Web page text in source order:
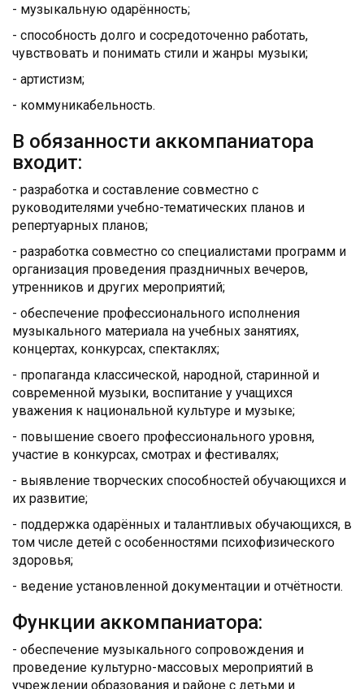
- музыкальную одарённость;
- способность долго и сосредоточенно работать,
чувствовать и понимать стили и жанры музыки;
- артистизм;
- коммуникабельность.
В обязанности аккомпаниатора
входит:
- разработка и составление совместно с
руководителями учебно-тематических планов и
репертуарных планов;
- разработка совместно со специалистами программ и
организация проведения праздничных вечеров,
утренников и других мероприятий;
- обеспечение профессионального исполнения
музыкального материала на учебных занятиях,
концертах, конкурсах, спектаклях;
- пропаганда классической, народной, старинной и
современной музыки, воспитание у учащихся
уважения к национальной культуре и музыке;
- повышение своего профессионального уровня,
участие в конкурсах, смотрах и фестивалях;
- выявление творческих способностей обучающихся и
их развитие;
- поддержка одарённых и талантливых обучающихся, в
том числе детей с особенностями психофизического
здоровья;
- ведение установленной документации и отчётности.
Функции аккомпаниатора:
- обеспечение музыкального сопровождения и
проведение культурно-массовых мероприятий в
учреждении образования и районе с детьми и